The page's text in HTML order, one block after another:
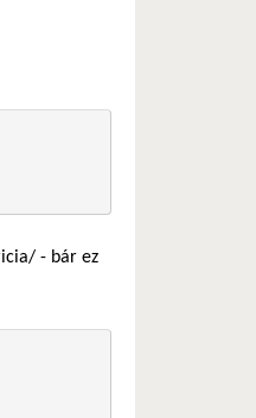
- bár ez